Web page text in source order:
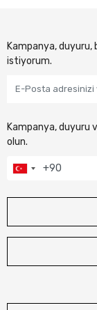
Kampanya,
istiyorum.
Kampanya, duyuru
olun.